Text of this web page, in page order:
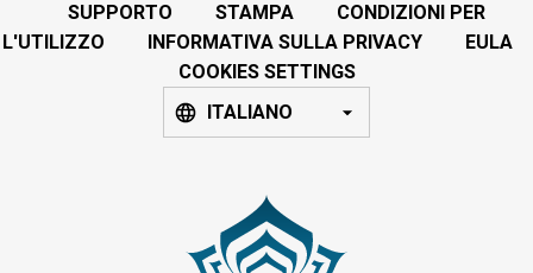
SUPPORTO STAMPA
CONDIZIONI PER
L'UTILIZZO
INFORMATIVA SULLA PRIVACY
EULA
COOKIES SETTINGS
ITALIANO